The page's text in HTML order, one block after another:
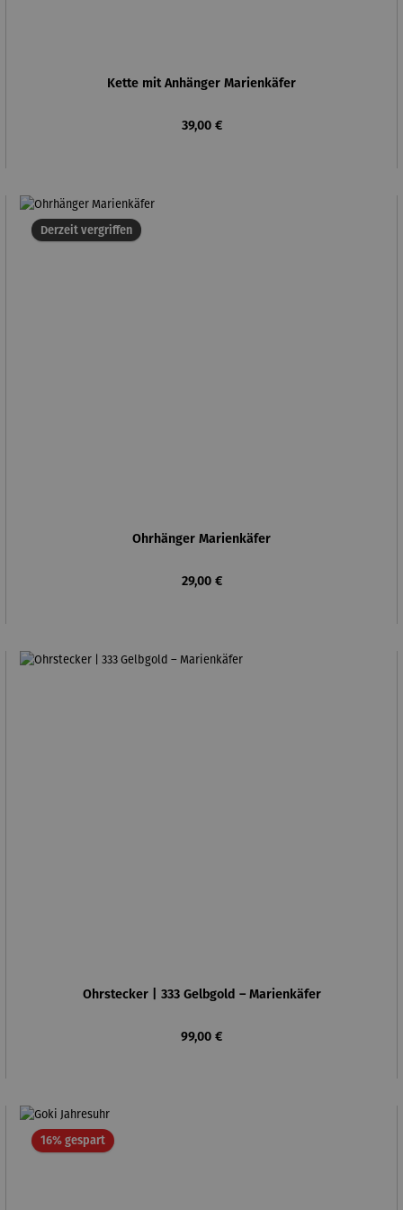
Kette mit Anhänger Marienkäfer
Regulärer Preis:
39,00 €
Derzeit vergriffen
Ohrhänger Marienkäfer
Regulärer Preis:
29,00 €
Ohrstecker | 333 Gelbgold – Marienkäfer
Regulärer Preis:
99,00 €
16% gespartRabatt